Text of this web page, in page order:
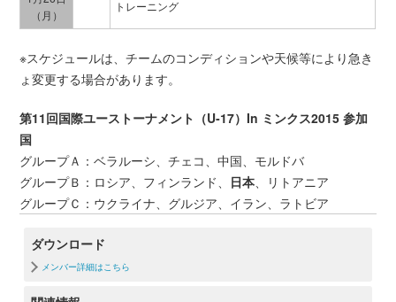
（月）
トレーニング
※スケジュールは、チームのコンディションや天候等により急き
ょ変更する場合があります。
第11回国際ユーストーナメント（U‐17）In ミンクス2015 参加
国
グループＡ：ベラルーシ、チェコ、中国、モルドバ
グループＢ：ロシア、フィンランド、 日本、リトアニア
グループＣ：ウクライナ、グルジア、イラン、ラトビア
ダウンロード
メンバー詳細はこちら